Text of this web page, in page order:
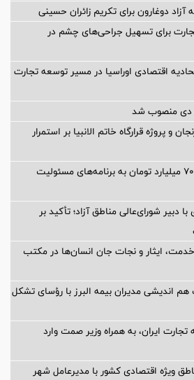
دوغارون برای تکریم زائران حسینی
برای تسهیل جراحی‌های چشم در
اقتصادی اوراسیا در مسیر توسعه تجارت
دی منصوب شد
و پروژه قرارگاه خاتم الانبیا بر استمرار
بانک مهر ایران بیش از ۷۰ میلیارد تومان به برنامه‌های مسئولیت
دبیر شورای‌عالی مناطق آزاد؛ تأکید بر
ایثار و نجات جان انسان‌ها در مکتب
اندیشی مدیران بیمه البرز با رؤسای تشکل
ایران، به همراه وزیر صمت وارد
ویژه اقتصادی کشور با مدیرعامل شهر